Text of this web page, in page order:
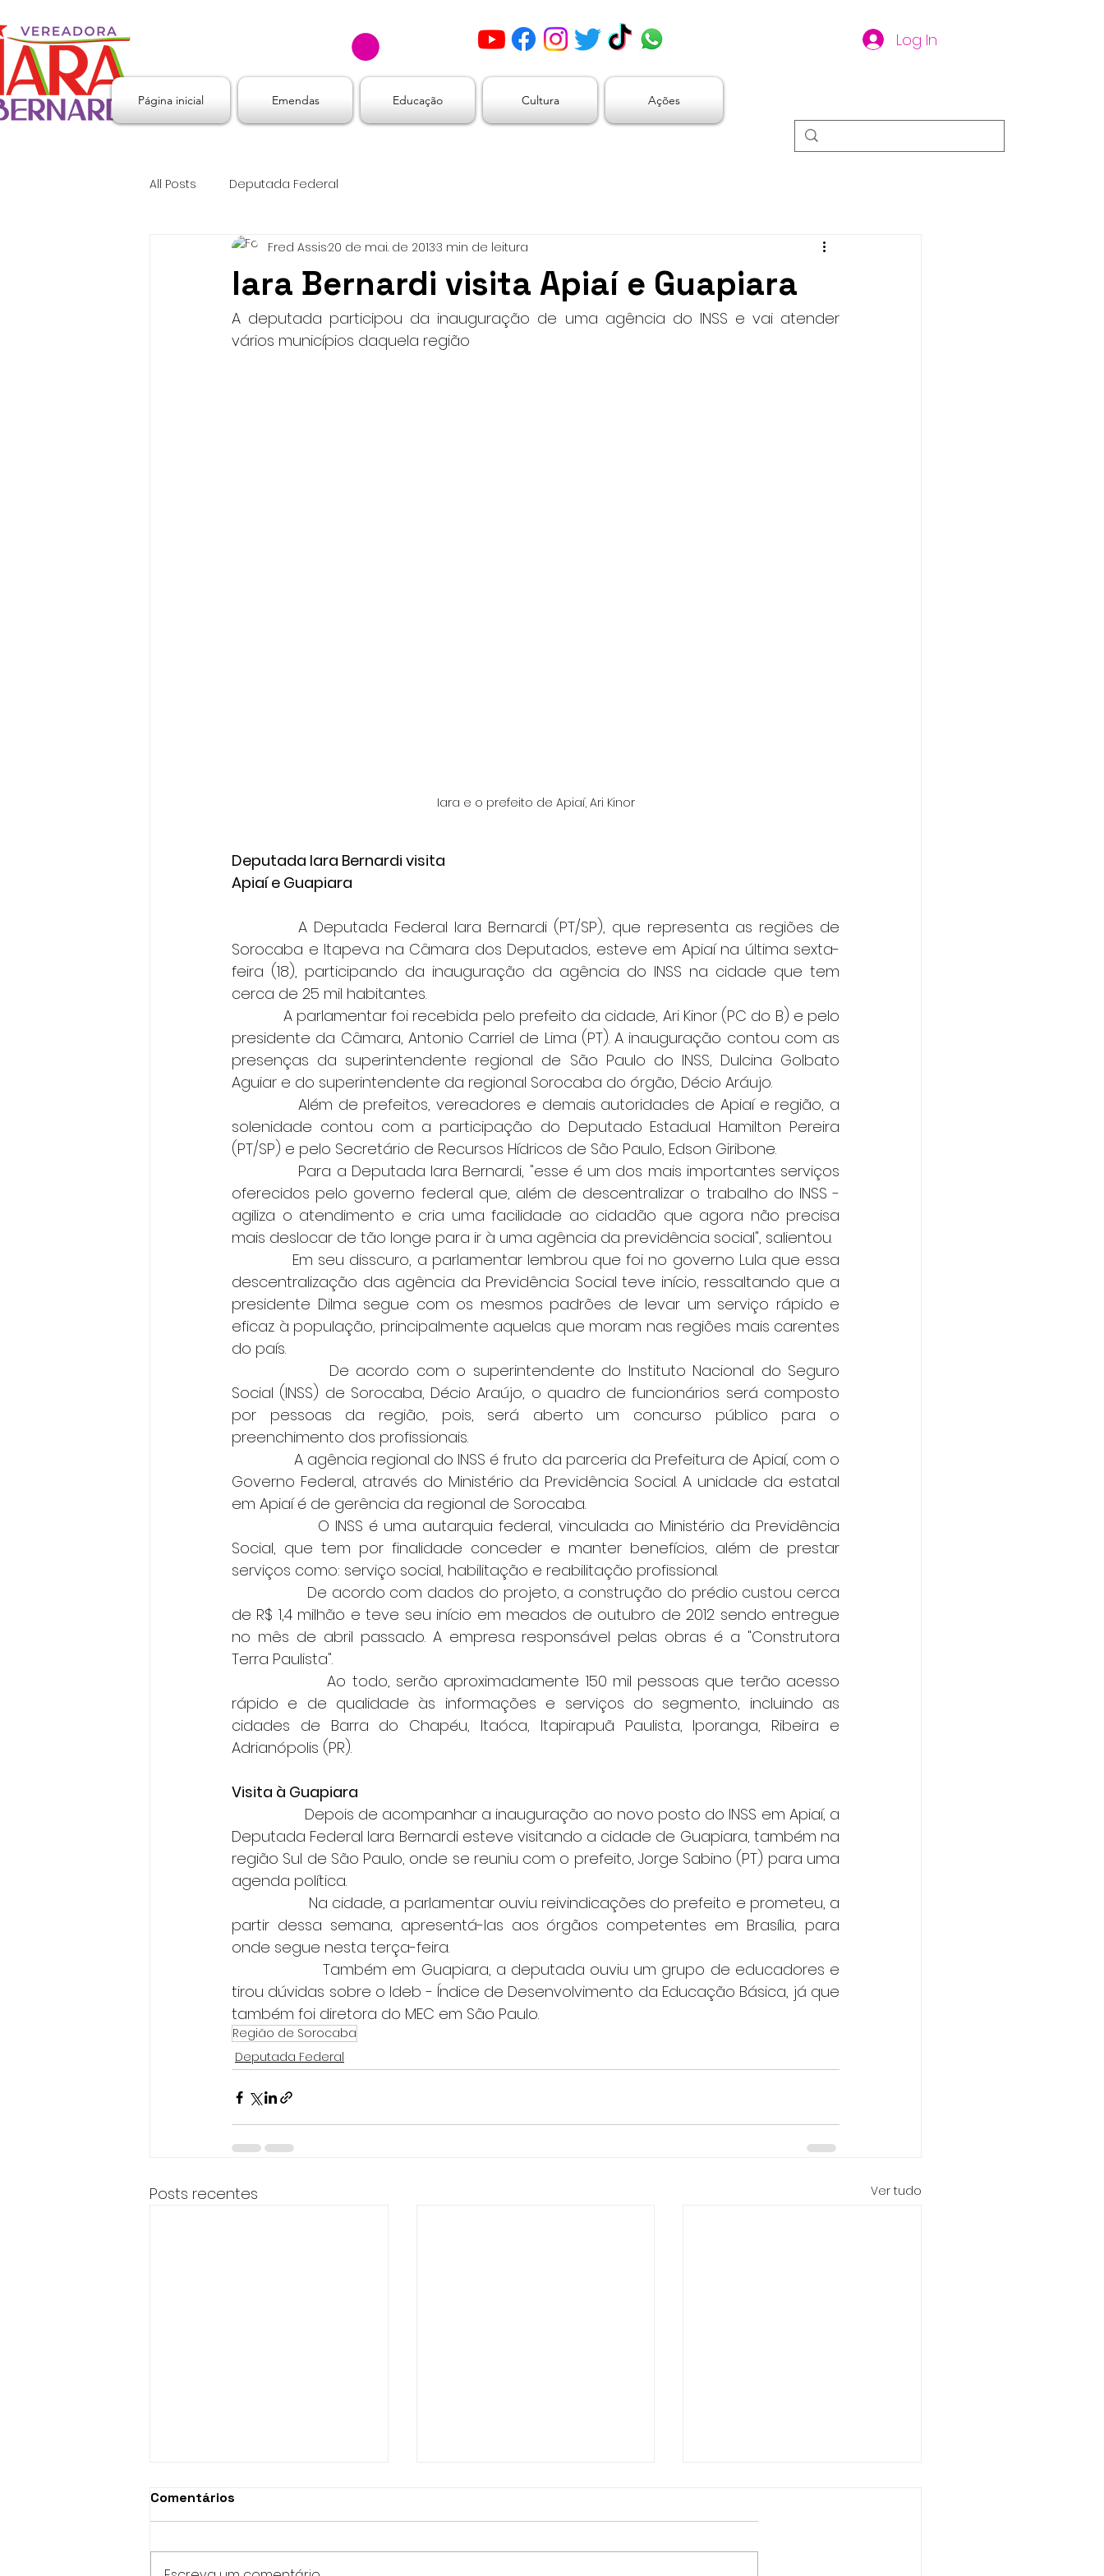
Log In
Página inicial Emendas Educação Cultura Ações
All Posts Deputada Federal
Iara Bernardi visita Apiaí e Guapiara
Fred Assis20 de mai. de 20133 min de leitura
A deputada participou da inauguração de uma agência do INSS e vai atender
vários municípios daquela região
Iara e o prefeito de Apiaí, Ari Kinor
Deputada Iara Bernardi visita
Apiaí e Guapiara
A Deputada Federal Iara Bernardi (PT/SP), que representa as regiões de
Sorocaba e Itapeva na Câmara dos Deputados, esteve em Apiaí na última sexta-
feira (18), participando da inauguração da agência do INSS na cidade que tem
cerca de 25 mil habitantes.
A parlamentar foi recebida pelo prefeito da cidade, Ari Kinor (PC do B) e pelo
presidente da Câmara, Antonio Carriel de Lima (PT). A inauguração contou com as
presenças da superintendente regional de São Paulo do INSS, Dulcina Golbato
Aguiar e do superintendente da regional Sorocaba do órgão, Décio Aráujo.
Além de prefeitos, vereadores e demais autoridades de Apiaí e região, a
solenidade contou com a participação do Deputado Estadual Hamilton Pereira
(PT/SP) e pelo Secretário de Recursos Hídricos de São Paulo, Edson Giribone.
Para a Deputada Iara Bernardi, "esse é um dos mais importantes serviços
oferecidos pelo governo federal que, além de descentralizar o trabalho do INSS -
agiliza o atendimento e cria uma facilidade ao cidadão que agora não precisa
mais deslocar de tão longe para ir à uma agência da previdência social", salientou.
Em seu disscuro, a parlamentar lembrou que foi no governo Lula que essa
descentralização das agência da Previdência Social teve início, ressaltando que a
presidente Dilma segue com os mesmos padrões de levar um serviço rápido e
eficaz à população, principalmente aquelas que moram nas regiões mais carentes
do país.
De acordo com o superintendente do Instituto Nacional do Seguro
Social (INSS) de Sorocaba, Décio Araújo, o quadro de funcionários será composto
por pessoas da região, pois, será aberto um concurso público para o
preenchimento dos profissionais.
A agência regional do INSS é fruto da parceria da Prefeitura de Apiaí, com o
Governo Federal, através do Ministério da Previdência Social. A unidade da estatal
em Apiaí é de gerência da regional de Sorocaba.
O INSS é uma autarquia federal, vinculada ao Ministério da Previdência
Social, que tem por finalidade conceder e manter benefícios, além de prestar
serviços como: serviço social, habilitação e reabilitação profissional.
De acordo com dados do projeto, a construção do prédio custou cerca
de R$ 1,4 milhão e teve seu início em meados de outubro de 2012 sendo entregue
no mês de abril passado. A empresa responsável pelas obras é a "Construtora
Terra Paulista".
Ao todo, serão aproximadamente 150 mil pessoas que terão acesso
rápido e de qualidade às informações e serviços do segmento, incluindo as
cidades de Barra do Chapéu, Itaóca, Itapirapuã Paulista, Iporanga, Ribeira e
Adrianópolis (PR).
Visita à Guapiara
Depois de acompanhar a inauguração ao novo posto do INSS em Apiaí, a
Deputada Federal Iara Bernardi esteve visitando a cidade de Guapiara, também na
região Sul de São Paulo, onde se reuniu com o prefeito, Jorge Sabino (PT) para uma
agenda política.
Na cidade, a parlamentar ouviu reivindicações do prefeito e prometeu, a
partir dessa semana, apresentá-las aos órgãos competentes em Brasília, para
onde segue nesta terça-feira.
Também em Guapiara, a deputada ouviu um grupo de educadores e
tirou dúvidas sobre o Ideb - Índice de Desenvolvimento da Educação Básica, já que
também foi diretora do MEC em São Paulo.
Região de Sorocaba
Deputada Federal
Posts recentes Ver tudo
Comentários